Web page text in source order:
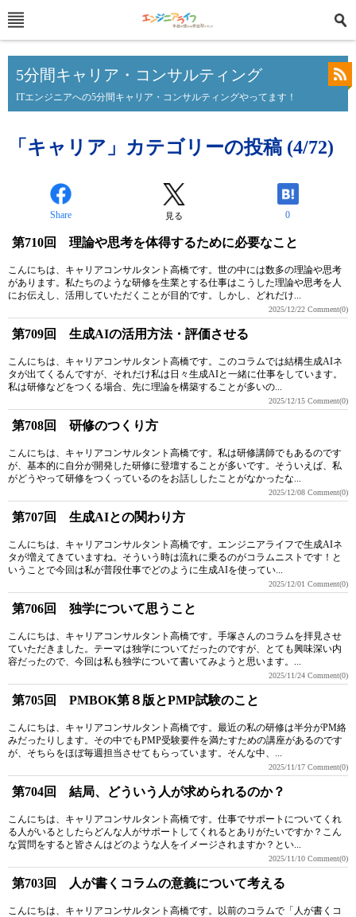
5分間キャリア・コンサルティング
ITエンジニアへの5分間キャリア・コンサルティングやってます！
「キャリア」カテゴリーの投稿 (4/72)
Share 見る 0
第710回 理論や思考を体得するために必要なこと
こんにちは、キャリアコンサルタント高橋です。世の中には数多の理論や思考
があります。私たちのような研修を生業とする仕事はこうした理論や思考を人
にお伝えし、活用していただくことが目的です。しかし、どれだけ...
2025/12/22 Comment(0)
第709回 生成AIの活用方法・評価させる
こんにちは、キャリアコンサルタント高橋です。このコラムでは結構生成AIネ
タが出てくるんですが、それだけ私は日々生成AIと一緒に仕事をしています。
私は研修などをつくる場合、先に理論を構築することが多いの...
2025/12/15 Comment(0)
第708回 研修のつくり方
こんにちは、キャリアコンサルタント高橋です。私は研修講師でもあるのです
が、基本的に自分が開発した研修に登壇することが多いです。そういえば、私
がどうやって研修をつくっているのをお話ししたことがなかったな...
2025/12/08 Comment(0)
第707回 生成AIとの関わり方
こんにちは、キャリアコンサルタント高橋です。エンジニアライフで生成AIネ
タが増えてきていますね。そういう時は流れに乗るのがコラムニストです！と
いうことで今回は私が普段仕事でどのように生成AIを使ってい...
2025/12/01 Comment(0)
第706回 独学について思うこと
こんにちは、キャリアコンサルタント高橋です。手塚さんのコラムを拝見させ
ていただきました。テーマは独学についてだったのですが、とても興味深い内
容だったので、今回は私も独学について書いてみようと思います。...
2025/11/24 Comment(0)
第705回 PMBOK第８版とPMP試験のこと
こんにちは、キャリアコンサルタント高橋です。最近の私の研修は半分がPM絡
みだったりします。その中でもPMP受験要件を満たすための講座があるのです
が、そちらをほぼ毎週担当させてもらっています。そんな中、...
2025/11/17 Comment(0)
第704回 結局、どういう人が求められるのか？
こんにちは、キャリアコンサルタント高橋です。仕事でサポートについてくれ
る人がいるとしたらどんな人がサポートしてくれるとありがたいですか？こん
な質問をすると皆さんはどのような人をイメージされますか？とい...
2025/11/10 Comment(0)
第703回 人が書くコラムの意義について考える
こんにちは、キャリアコンサルタント高橋です。以前のコラムで「人が書くコ